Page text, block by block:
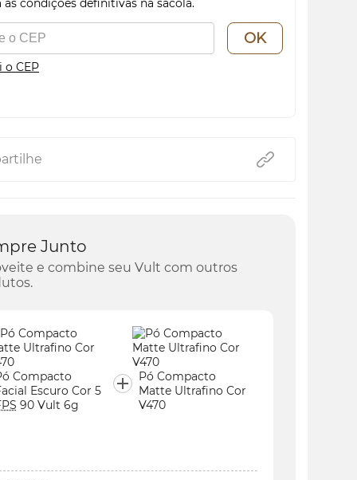
as condições definitivas na sacola.
OK
o CEP
Junto
e combine seu Vult com outros
Compacto
Escuro Cor 5
90 Vult 6g
Pó Compacto
Matte Ultrafino Cor
V470